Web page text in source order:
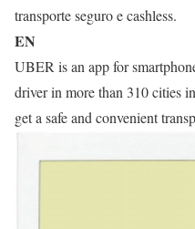
transporte seguro e cashless.
EN
UBER is an app for
driver in more than 310 cities
get a safe and convenient